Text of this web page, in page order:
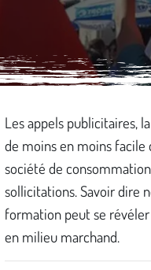
Les appels publicitaires,
de moins en moins facile
société de
sollicitations. Savoir dire
formation peut se
en milieu marchand.